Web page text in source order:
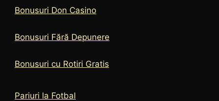
Bonusuri Don Casino
Bonusuri Fără Depunere
Bonusuri cu Rotiri Gratis
Pariuri la Fotbal